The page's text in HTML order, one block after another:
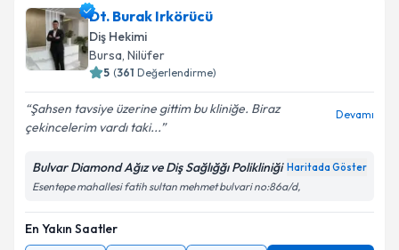
Dt. Burak Irkörücü
Diş Hekimi
Bursa, Nilüfer
5 (361 Değerlendirme)
Şahsen tavsiye üzerine gittim bu kliniğe. Biraz
çekincelerim vardı taki...
Devamı
Bulvar Diamond Ağız ve Diş Sağlığğı Polikliniği Haritada Göster
Esentepe mahallesi fatih sultan mehmet bulvari no:86a/d,
En Yakın Saatler